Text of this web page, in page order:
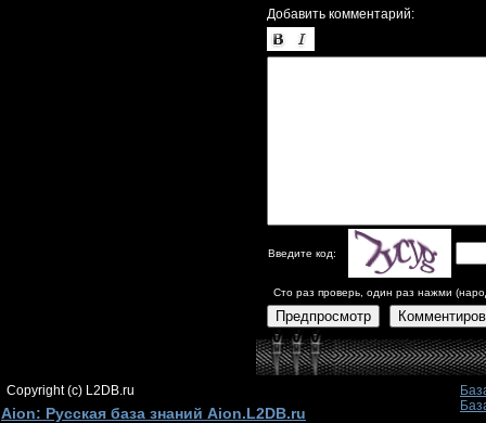
Добавить комментарий:
Введите код:
Сто раз проверь, один раз нажми
Предпросмотр
Copyright (c) L2DB.ru
Aion: Русская база знаний Aion.L2DB.ru